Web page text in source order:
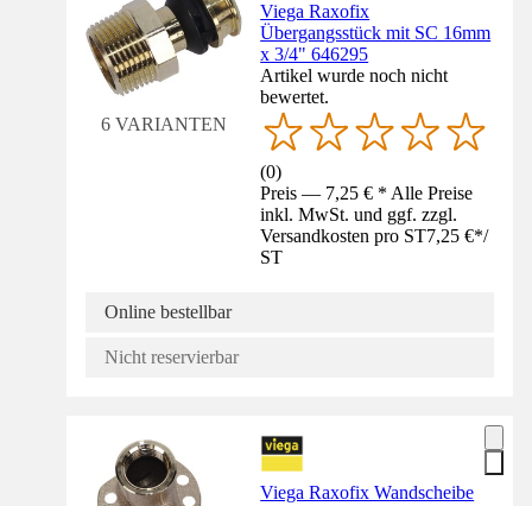
6 VARIANTEN
Viega Raxofix
Übergangsstück mit SC 16mm
x 3/4" 646295
Artikel wurde noch nicht
bewertet.
(0)
Preis — 7,25 € * Alle Preise
inkl. MwSt. und ggf. zzgl.
Versandkosten pro ST7,25 €*/
ST
Online bestellbar
Nicht reservierbar
Viega Raxofix Wandscheibe